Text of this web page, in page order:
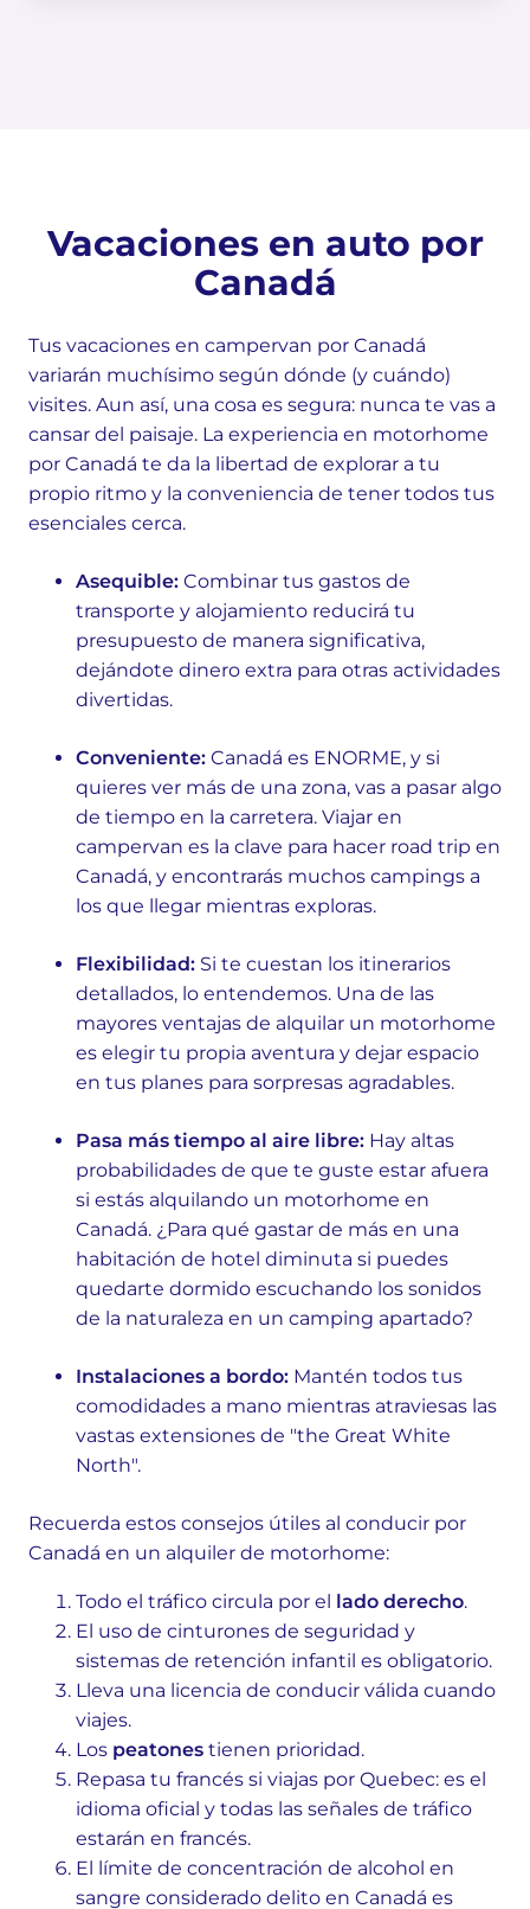
Vacaciones en auto por
Canadá
Tus vacaciones en campervan por Canadá
variarán muchísimo según dónde (y cuándo)
visites. Aun así, una cosa es segura: nunca te vas a
cansar del paisaje. La experiencia en motorhome
por Canadá te da la libertad de explorar a tu
propio ritmo y la conveniencia de tener todos tus
esenciales cerca.
Asequible: Combinar tus gastos de
transporte y alojamiento reducirá tu
presupuesto de manera significativa,
dejándote dinero extra para otras actividades
divertidas.
Conveniente: Canadá es ENORME, y si
quieres ver más de una zona, vas a pasar algo
de tiempo en la carretera. Viajar en
campervan es la clave para hacer road trip en
Canadá, y encontrarás muchos campings a
los que llegar mientras exploras.
Flexibilidad: Si te cuestan los itinerarios
detallados, lo entendemos. Una de las
mayores ventajas de alquilar un motorhome
es elegir tu propia aventura y dejar espacio
en tus planes para sorpresas agradables.
Pasa más tiempo al aire libre: Hay altas
probabilidades de que te guste estar afuera
si estás alquilando un motorhome en
Canadá. ¿Para qué gastar de más en una
habitación de hotel diminuta si puedes
quedarte dormido escuchando los sonidos
de la naturaleza en un camping apartado?
Instalaciones a bordo: Mantén todos tus
comodidades a mano mientras atraviesas las
vastas extensiones de "the Great White
North".
Recuerda estos consejos útiles al conducir por
Canadá en un alquiler de motorhome:
Todo el tráfico circula por el lado derecho.
El uso de cinturones de seguridad y
sistemas de retención infantil es obligatorio.
Lleva una licencia de conducir válida cuando
viajes.
Los peatones tienen prioridad.
Repasa tu francés si viajas por Quebec: es el
idioma oficial y todas las señales de tráfico
estarán en francés.
El límite de concentración de alcohol en
sangre considerado delito en Canadá es